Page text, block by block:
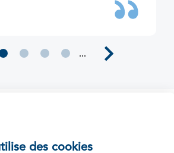
...
tous les conseils
des cookies